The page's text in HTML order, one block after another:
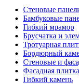
Стеновые
Бамбуковые
Гибкий мрамор
Брусчатка и
Тротуарная
Бордюрный
Стеновые и
Фасадная
Гибкий камень